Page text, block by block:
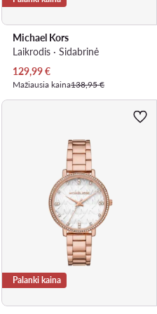
Michael Kors
Laikrodis · Sidabrinė
Dabartinė kaina
129,99€
Mažiausia kaina138,95 €
Palanki kaina